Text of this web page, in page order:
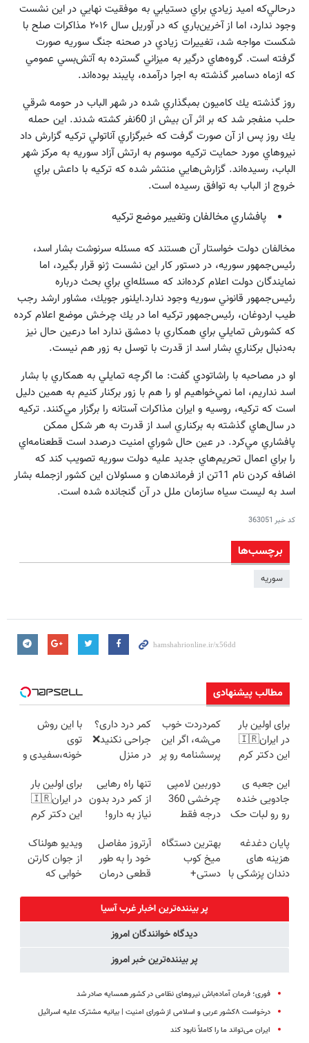
درحالي‌كه اميد زيادي براي دستيابي به موفقيت نهايي در اين نشست
وجود ندارد، اما از آخرين‌باري كه در آوريل سال ۲۰۱۶ مذاكرات صلح با
شكست مواجه شد، تغييرات زيادي در صحنه جنگ سوريه صورت
گرفته است. گروه‌هاي درگير به ميزاني گسترده به آتش‌بسي عمومي
كه از‌ماه دسامبر گذشته به اجرا درآمده، پايبند بوده‌اند.
روز گذشته يك كاميون بمبگذاري شده در شهر الباب در حومه شرقي
حلب منفجر شد كه بر اثر آن بيش از 60نفر كشته شدند. اين حمله
يك روز پس از آن صورت گرفت كه خبرگزاري آناتولي تركيه گزارش داد
نيروهاي مورد حمايت تركيه موسوم به ارتش آزاد سوريه به مركز شهر
الباب، رسيده‌اند. گزارش‌هايي منتشر شده كه تركيه با داعش براي
خروج از الباب به توافق رسيده است.
پافشاري مخالفان وتغيير موضع تركيه
مخالفان دولت خواستار آن هستند كه مسئله سرنوشت بشار اسد،
رئيس‌جمهور سوريه، در دستور كار اين نشست ژنو قرار بگيرد، اما
نمايندگان دولت اعلام كرده‌اند كه مسئله‌اي براي بحث درباره
رئيس‌جمهور قانوني سوريه وجود ندارد.ايلنور جويك، مشاور ارشد رجب
طيب اردوغان، رئيس‌جمهور تركيه اما در يك چرخش موضع اعلام كرده
كه كشورش تمايلي براي همكاري با دمشق ندارد اما درعين حال نيز
به‌دنبال بركناري بشار اسد از قدرت با توسل به زور هم نيست.
او در مصاحبه با راشاتودي گفت: ما اگرچه تمايلي به همكاري با بشار
اسد نداريم، اما نمي‌خواهيم او را هم با زور بركنار كنيم به همين دليل
است كه تركيه، روسيه و ايران مذاكرات آستانه را برگزار مي‌كنند. تركيه
در سال‌هاي گذشته به بركناري اسد از قدرت به هر شكل ممكن
پافشاري مي‌كرد. در عين حال شوراي امنيت درصدد است قطعنامه‌اي
را براي اعمال تحريم‌هاي جديد عليه دولت سوريه تصويب كند كه
اضافه كردن نام 11تن از فرماندهان و مسئولان اين كشور ازجمله بشار
اسد به ليست سياه سازمان ملل در آن گنجانده شده است.
کد خبر 363051
برچسب‌ها
سوریه
مطالب پیشنهادی
برای اولین بار
در ایران🇮🇷
این دکتر کرم
روزه ساخت!
کمردردت خوب
می‌شه، اگر این
پرسشنامه رو پر
کمر درد داری؟
جراحی نکنید❌
در منزل
(◂پرسش‌نامه)
با این روش
توی
خونه،سفیدی و
برگردون
(40%off)
این جعبه ی
جادویی خنده
رو رو لبات حک
خرید40%تخفیف
دوربین لامپی
چرخشی 360
درجه فقط
🔥 پرداخت
درب منزل
تنها راه رهایی
از کمر درد بدون
نیاز به دارو!
برای اولین بار
در ایران🇮🇷
این دکتر کرم
روزه ساخت!
پایان دغدغه
هزینه های
دندان پزشکی با
بهترین دستگاه
میخ کوب
دستی+
منزل🎁 تخفیف
ویژه
آرتروز مفاصل
خود را به طور
قطعی درمان
◗پرسش‌نامه◖
ویدیو هولناک
از جوان کارتن
خوابی که
پر بیننده‌ترین اخبار غرب آسیا
دیدگاه خوانندگان امروز
پر بیننده‌ترین خبر امروز
فوری؛ فرمان آماده‌باش نیروهای نظامی در کشور همسایه صادر شد
درخواست ۸کشور عربی و اسلامی از شورای امنیت | بیانیه مشترک علیه اسرائیل
ایران می‌تواند ما را کاملاً نابود کند